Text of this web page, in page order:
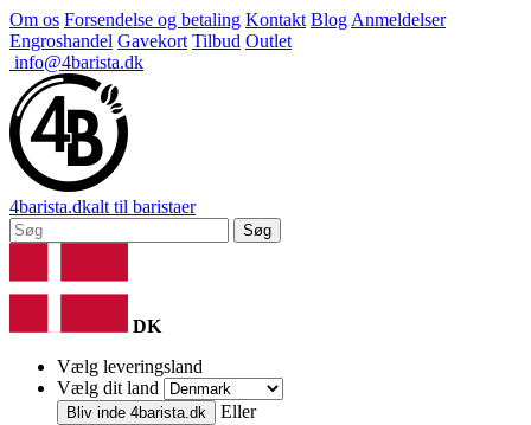
Om os Forsendelse og betaling Kontakt Blog Anmeldelser
Engroshandel Gavekort Tilbud Outlet
info@4barista.dk
4barista.dkalt til baristaer
Søg
DK
Vælg leveringsland
Vælg dit land
Bliv inde 4barista.dk Eller